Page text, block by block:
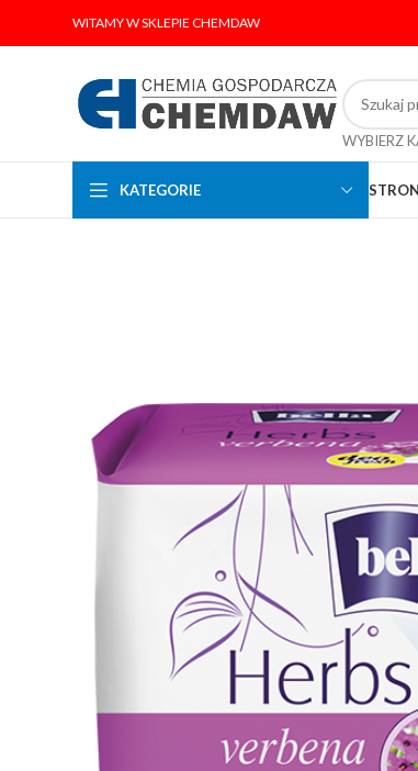
WITAMY W SKLEPIE CHEMDAW
WYBIERZ
KATEGORIE